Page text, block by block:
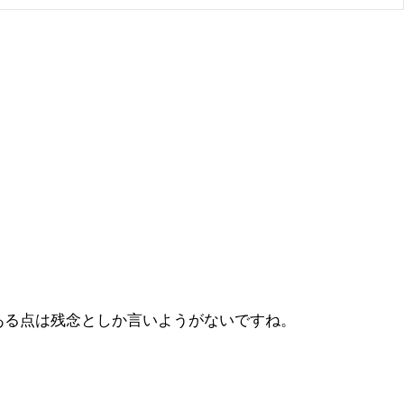
点は残念としか言いようがないですね。